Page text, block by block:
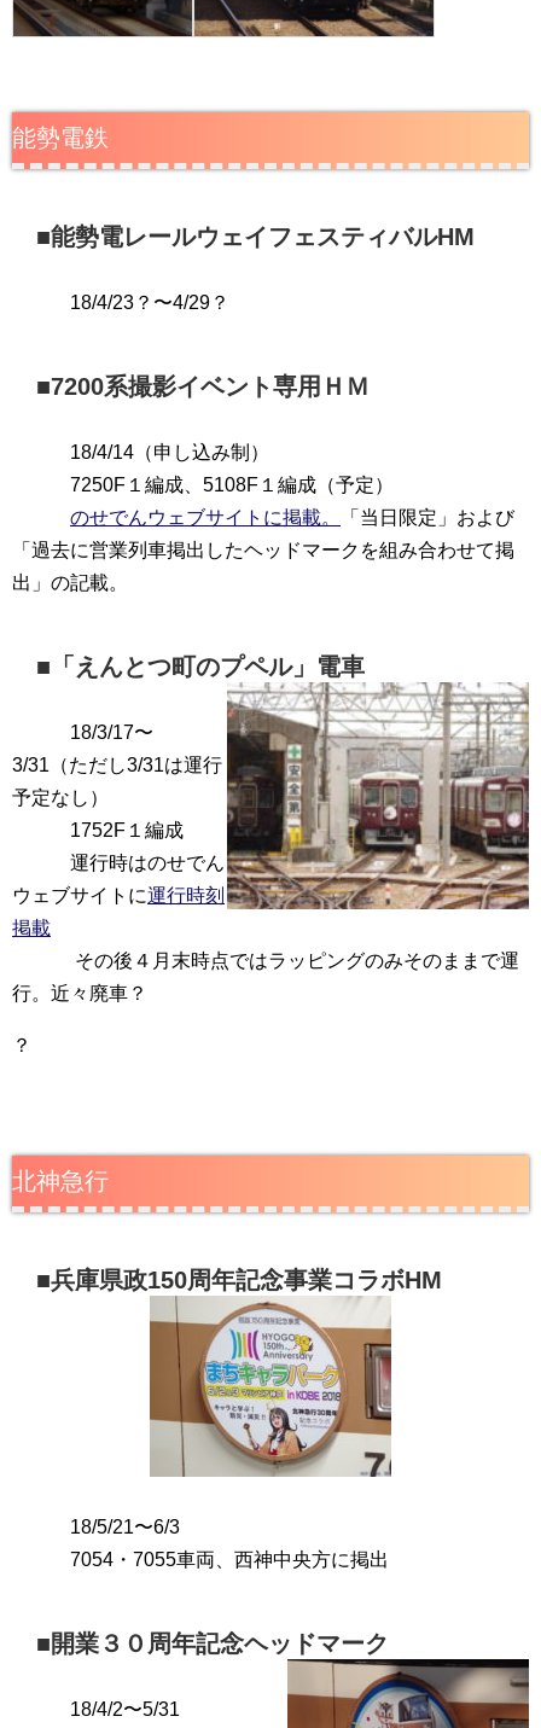
能勢電鉄
■能勢電レールウェイフェスティバルHM
18/4/23？〜4/29？
■7200系撮影イベント専用ＨＭ
18/4/14（申し込み制）
7250F１編成、5108F１編成（予定）
のせでんウェブサイトに掲載。
「当日限定」および
「過去に営業列車掲出したヘッドマークを組み合わせて掲
出」の記載。
■「えんとつ町のプペル」電車
18/3/17〜
3/31（ただし3/31は運行
予定なし）
1752F１編成
運行時はのせでん
ウェブサイトに運行時刻
掲載
その後４月末時点ではラッピングのみそのままで運
行。近々廃車？
？
北神急行
■兵庫県政150周年記念事業コラボHM
18/5/21〜6/3
7054・7055車両、西神中央方に掲出
■開業３０周年記念ヘッドマーク
18/4/2〜5/31